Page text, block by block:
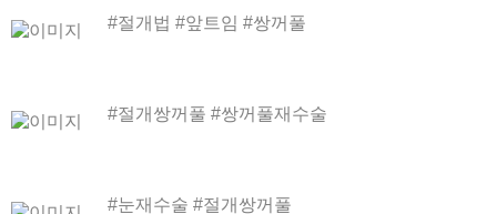
#절개법 #앞트임 #쌍꺼풀
#절개쌍꺼풀 #쌍꺼풀재수술
#눈재수술 #절개쌍꺼풀